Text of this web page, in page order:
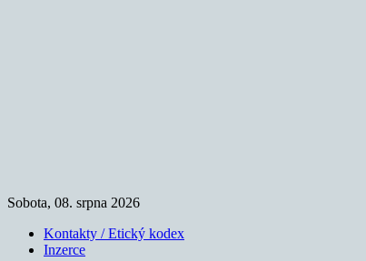
Sobota, 08. srpna 2026
Kontakty / Etický kodex
Inzerce